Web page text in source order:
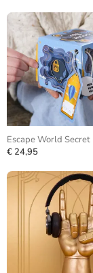
Escape World Secret
€ 24,95